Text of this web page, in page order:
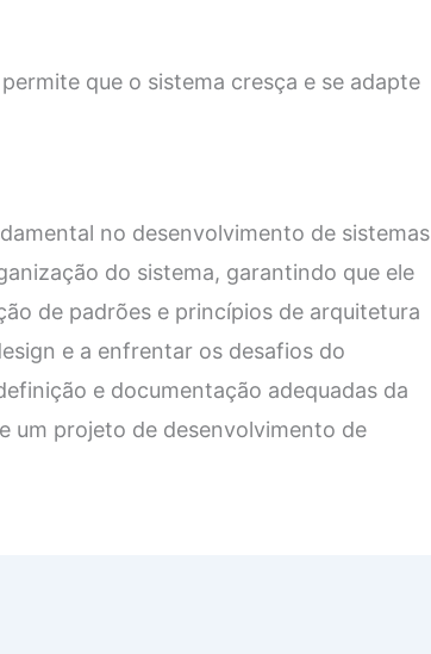
que o sistema cresça e se adapte
no desenvolvimento de sistemas
do sistema, garantindo que ele
de padrões e princípios de arquitetura
e a enfrentar os desafios do
e documentação adequadas da
um projeto de desenvolvimento de